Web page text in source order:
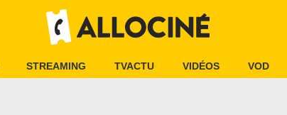
STREAMING TVACTU VIDÉOS VOD